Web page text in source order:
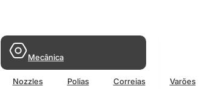
Mecânica
Nozzles Polias Correias
Varões